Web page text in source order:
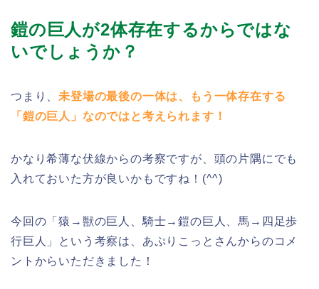
鎧の巨人が2体存在するからではな
いでしょうか？
つまり、未登場の最後の一体は、もう一体存在する
「鎧の巨人」なのではと考えられます！
かなり希薄な伏線からの考察ですが、頭の片隅にでも
入れておいた方が良いかもですね！(^^)
今回の「猿→獣の巨人、騎士→鎧の巨人、馬→四足歩
行巨人」という考察は、あぷりこっとさんからのコメ
ントからいただきました！